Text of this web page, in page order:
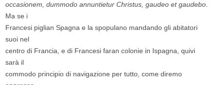
occasionem, dummodo annuntietur Christus, gaudeo et gaudebo.
Ma se i
Francesi piglian Spagna e la spopulano mandando gli abitatori
suoi nel
centro di Francia, e di Francesi faran colonie in Ispagna, quivi
sarà il
commodo principio di navigazione per tutto, come diremo